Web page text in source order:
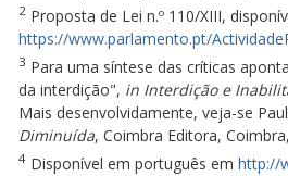
2 Proposta de Lei n.º 110/XIII,
https://www.parlamento.pt/
3 Para uma síntese das críticas
da interdição", in Interdição e
Mais desenvolvidamente, veja-se
Diminuída, Coimbra Editora,
4 Disponível em português em http://